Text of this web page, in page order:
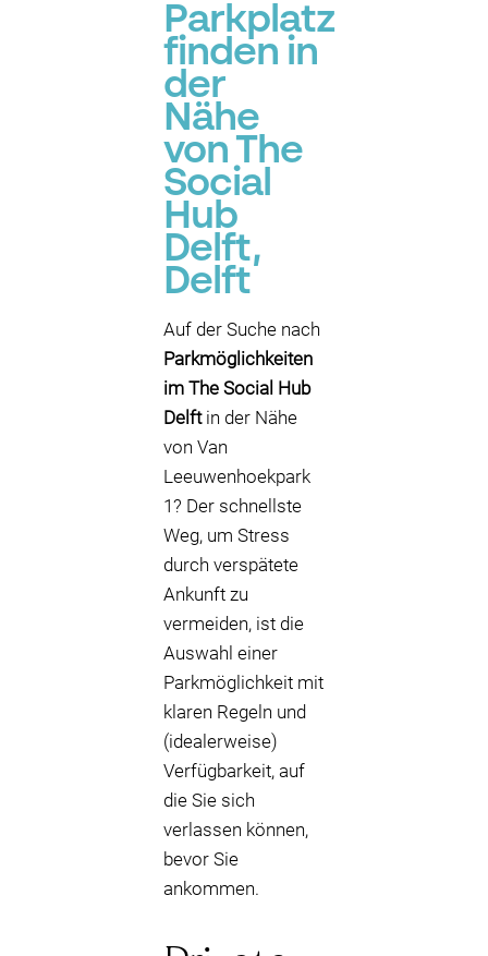
Parkplatz
finden in
der
Nähe
von The
Social
Hub
Delft,
Delft
Auf der Suche nach
Parkmöglichkeiten
im The Social Hub
Delftin der Nähe
von Van
Leeuwenhoekpark
1? Der schnellste
Weg, um Stress
durch verspätete
Ankunft zu
vermeiden, ist die
Auswahl einer
Parkmöglichkeit mit
klaren Regeln und
(idealerweise)
Verfügbarkeit, auf
die Sie sich
verlassen können,
bevor Sie
ankommen.